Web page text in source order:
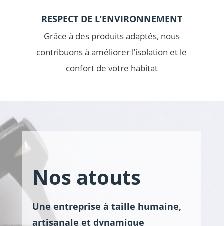
RESPECT DE L’ENVIRONNEMENT
Grâce à des produits adaptés, nous
contribuons à améliorer l’isolation et le
confort de votre habitat
Nos atouts
Une entreprise à taille humaine,
artisanale et dynamique